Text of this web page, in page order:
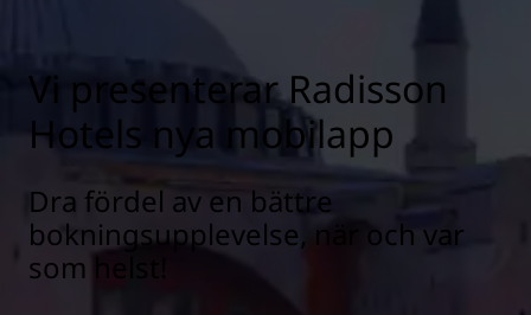
Vi presenterar Radisson
Hotels nya mobilapp
Dra fördel av en bättre
bokningsupplevelse, när och var
som helst!